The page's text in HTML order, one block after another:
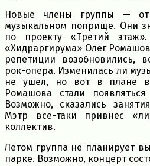
Новые члены группы —
музыкальном поприще. Они
по проекту «Третий
«Хидраргирума» Олег
репетиции возобновились,
рок-опера. Изменилась ли
не ушел, но вот в плане
Ромашова стали
Возможно, сказались
Мэтр все-таки привнес
коллектив.
Летом группа не планирует
парке. Возможно, концерт